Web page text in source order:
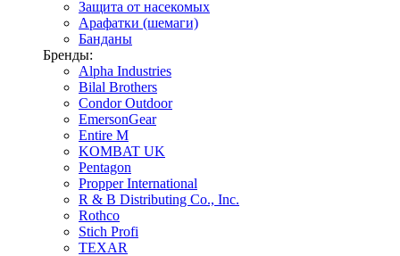
Защита от насекомых
Арафатки (шемаги)
Банданы
Бренды:
Alpha Industries
Bilal Brothers
Condor Outdoor
EmersonGear
Entire M
KOMBAT UK
Pentagon
Propper International
R & B Distributing Co., Inc.
Rothco
Stich Profi
TEXAR